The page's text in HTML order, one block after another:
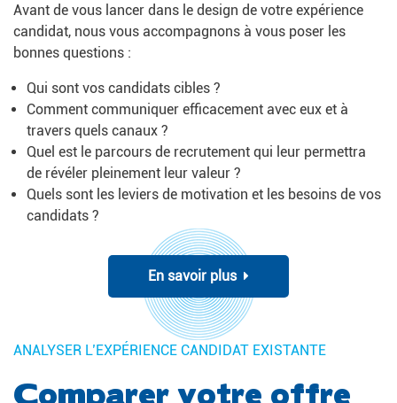
Avant de vous lancer dans le design de votre expérience
candidat, nous vous accompagnons à vous poser les
bonnes questions :
Qui sont vos candidats cibles ?
Comment communiquer efficacement avec eux et à
travers quels canaux ?
Quel est le parcours de recrutement qui leur permettra
de révéler pleinement leur valeur ?
Quels sont les leviers de motivation et les besoins de vos
candidats ?
En savoir plus
ANALYSER L’EXPÉRIENCE CANDIDAT EXISTANTE
Comparer votre offre